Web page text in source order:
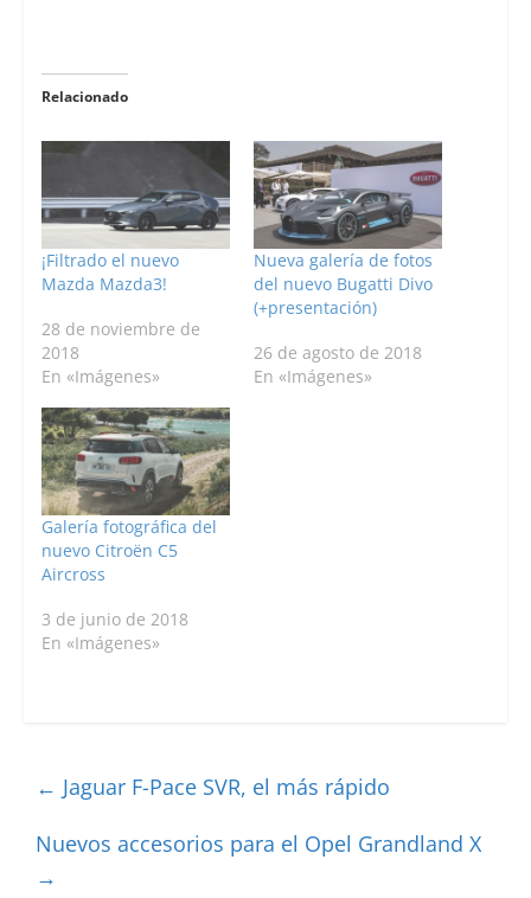
Relacionado
¡Filtrado el nuevo
Mazda Mazda3!
28 de noviembre de
2018
En «Imágenes»
Nueva galería de fotos
del nuevo Bugatti Divo
(+presentación)
26 de agosto de 2018
En «Imágenes»
Galería fotográfica del
nuevo Citroën C5
Aircross
3 de junio de 2018
En «Imágenes»
← Jaguar F-Pace SVR, el más rápido
Nuevos accesorios para el Opel Grandland X
→